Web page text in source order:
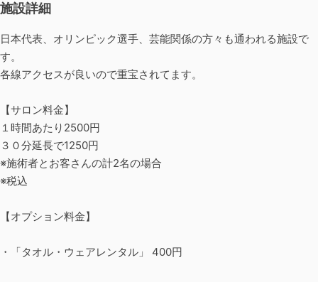
施設詳細
日本代表、オリンピック選手、芸能関係の方々も通われる施設で
す。
各線アクセスが良いので重宝されてます。
【サロン料金】
１時間あたり2500円
３０分延長で1250円
※施術者とお客さんの計2名の場合
※税込
【オプション料金】
・「タオル・ウェアレンタル」 400円